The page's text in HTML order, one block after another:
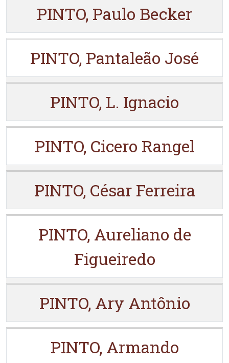
PINTO, Paulo Becker
PINTO, Pantaleão José
PINTO, L. Ignacio
PINTO, Cicero Rangel
PINTO, César Ferreira
PINTO, Aureliano de
Figueiredo
PINTO, Ary Antônio
PINTO, Armando